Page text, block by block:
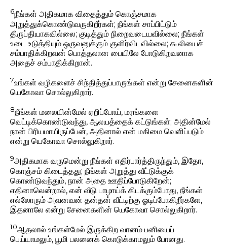
6நீங்கள் அதிகமாக விதைத்தும் கொஞ்சமாக
அறுத்துக்கொண்டுவருகிறீர்கள்; நீங்கள் சாப்பிட்டும்
திருப்தியாகவில்லை; குடித்தும் நிறைவடையவில்லை; நீங்கள்
உடை உடுத்தியும் ஒருவனுக்கும் குளிர்விடவில்லை; கூலியைச்
சம்பாதிக்கிறவன் பொத்தலான பையிலே போடுகிறவனாக
அதைச் சம்பாதிக்கிறான்.
7உங்கள் வழிகளைச் சிந்தித்துப்பாருங்கள் என்று சேனைகளின்
யெகோவா சொல்லுகிறார்.
8நீங்கள் மலையின்மேல் ஏறிப்போய், மரங்களை
வெட்டிக்கொண்டுவந்து, ஆலயத்தைக் கட்டுங்கள்; அதின்மேல்
நான் பிரியமாயிருப்பேன், அதினால் என் மகிமை வெளிப்படும்
என்று யெகோவா சொல்லுகிறார்.
9அதிகமாக வருமென்று நீங்கள் எதிர்பார்த்திருந்தும், இதோ,
கொஞ்சம் கிடைத்தது; நீங்கள் அறுத்து வீட்டுக்குக்
கொண்டுவந்தும், நான் அதை ஊதிப்போடுகிறேன்;
எதினாலென்றால், என் வீடு பாழாய்க் கிடக்கும்போது, நீங்கள்
எல்லோரும் அவனவன் தன்தன் வீட்டிற்கு ஓடிப்போகிறீர்களே,
இதனாலே என்று சேனைகளின் யெகோவா சொல்லுகிறார்.
10ஆதலால் உங்கள்மேல் இருக்கிற வானம் பனியைப்
பெய்யாமலும், பூமி பலனைக் கொடுக்காமலும் போனது.